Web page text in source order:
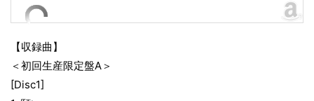
【収録曲】
＜初回生産限定盤A＞
[Disc1]